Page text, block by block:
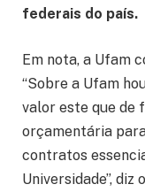
federais do país.
Em nota, a Ufam
“Sobre a Ufam
valor este que de
orçamentária
contratos
Universidade”, diz